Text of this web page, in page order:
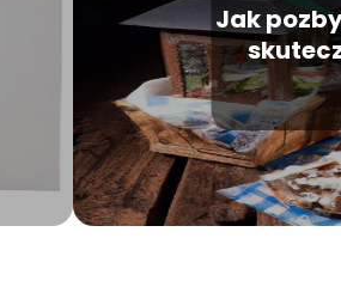
Jak